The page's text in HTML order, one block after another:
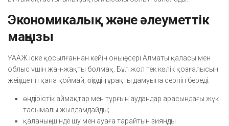
Экономикалық және әлеуметтік
маңызы
ҮААЖ іске қосылғаннан кейін оның әсері Алматы қаласы мен
облыс үшін жан-жақты болмақ. Бұл жол тек көлік қозғалысын
жеңілдетіп қана қоймай, өңірдің тұрақты дамуына серпін береді.
өндірістік аймақтар мен тұрғын аудандар арасындағы жүк
тасымалы жылдамдайды;
қаланың ішінде шу мен ауаға тарайтын зиянды